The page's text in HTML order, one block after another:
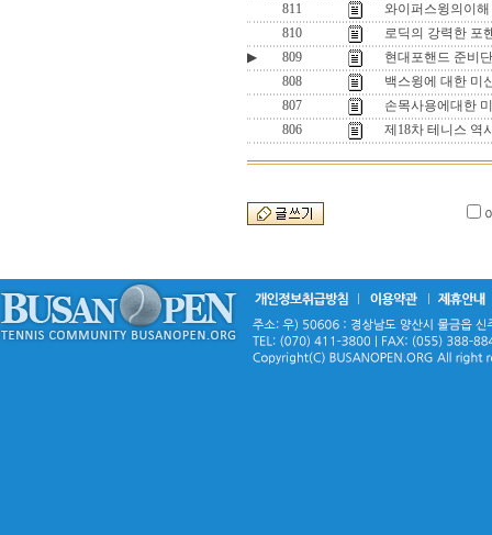
811
와이퍼스윙의이
810
로딕의 강력한 포
▶
809
현대포핸드 준비
808
백스윙에 대한 미
807
손목사용에대한
806
제18차 테니스 역